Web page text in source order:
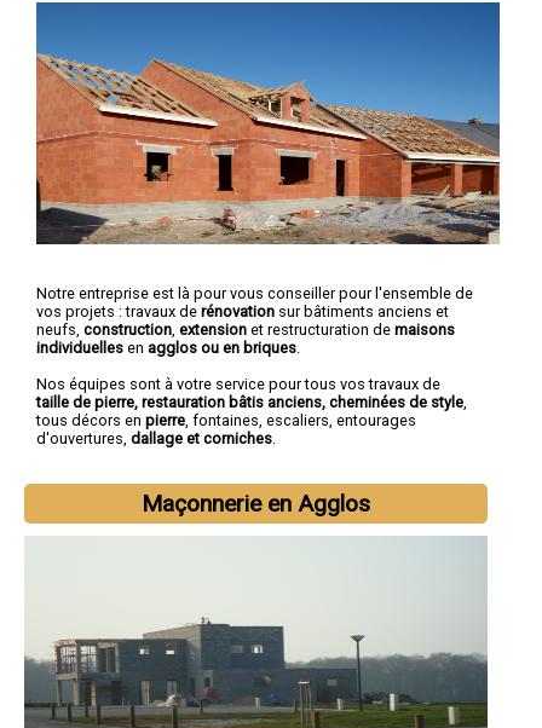
Notre entreprise est là pour vous conseiller pour l'ensemble de
vos projets : travaux de rénovation sur bâtiments anciens et
neufs, construction extension et restructuration de maisons
individuelles en agglos ou en briques
Nos équipes sont à votre service pour tous vos travaux de
taille de pierre, restauration bâtis anciens, cheminées de style
tous décors en pierre , fontaines, escaliers, entourages
d'ouvertures, dallage et corniches
Maçonnerie en Agglos